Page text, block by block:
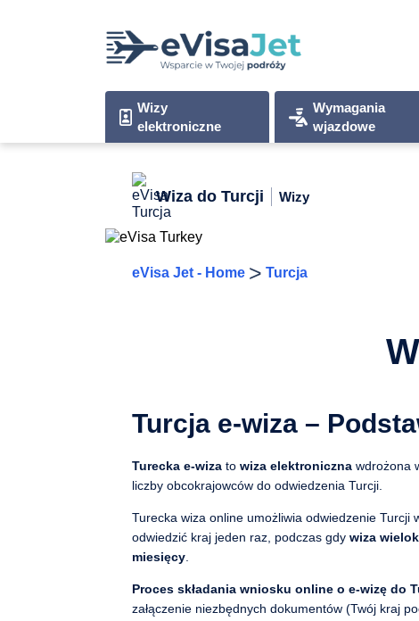
Wizy
elektroniczne
Wymagania
wjazdowe
Wiza do Turcji Wizy
eVisa Jet - Home > Turcja
Turcja e-wiza –
Turecka e-wizato wiza elektronicznawdrożona
liczby obcokrajowców do odwiedzenia Turcji.
Turecka wiza online umożliwia odwiedzenie Turcji
odwiedzić kraj jeden raz, podczas gdy wiza
miesięcy.
Proces składania wniosku online o e-wizę do
załączenie niezbędnych dokumentów (Twój kraj